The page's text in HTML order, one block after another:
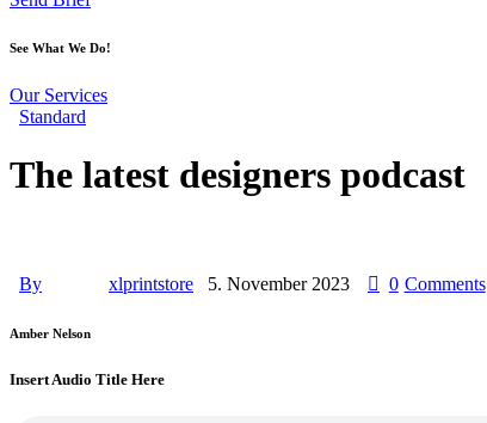
See What We Do!
Our Services
Standard
The latest designers podcast
By xlprintstore 5. November 2023 0 Comments
Amber Nelson
Insert Audio Title Here